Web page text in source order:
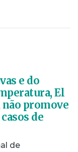
e do
El
promove
de
de